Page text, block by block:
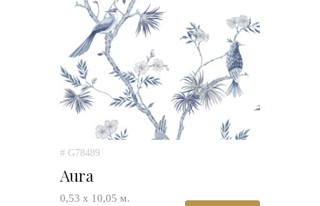
# G78489
Aura
0,53 х 10,05 м.